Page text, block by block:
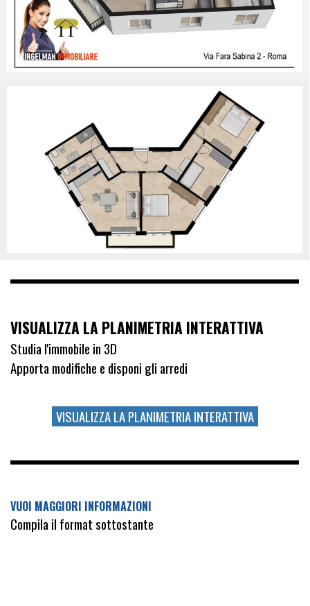
VISUALIZZA LA PLANIMETRIA INTERATTIVA
Studia l'immobile in 3D
Apporta modifiche e disponi gli arredi
VISUALIZZA LA PLANIMETRIA INTERATTIVA
VUOI MAGGIORI INFORMAZIONI
Compila il format sottostante